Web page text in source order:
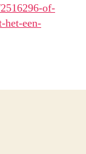
of-
een-